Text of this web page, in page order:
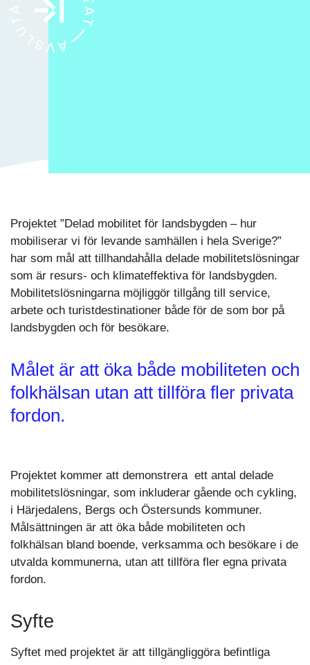
Projektet ”Delad mobilitet för landsbygden – hur
mobiliserar vi för levande samhällen i hela Sverige?”
har som mål att tillhandahålla delade mobilitetslösningar
som är resurs- och klimateffektiva för landsbygden.
Mobilitetslösningarna möjliggör tillgång till service,
arbete och turistdestinationer både för de som bor på
landsbygden och för besökare.
Målet är att öka både mobiliteten och
folkhälsan utan att tillföra fler privata
fordon.
Projektet kommer att demonstrera ett antal delade
mobilitetslösningar, som inkluderar gående och cykling,
i Härjedalens, Bergs och Östersunds kommuner.
Målsättningen är att öka både mobiliteten och
folkhälsan bland boende, verksamma och besökare i de
utvalda kommunerna, utan att tillföra fler egna privata
fordon.
Syfte
Syftet med projektet är att tillgängliggöra befintliga